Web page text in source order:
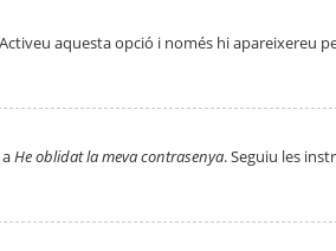
aquesta opció i només hi apareixereu
He oblidat la meva contrasenya. Seguiu les